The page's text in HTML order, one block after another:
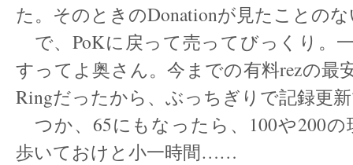
た。そのときのDonationが見たことの
で、PoKに戻って売ってびっくり。
すってよ奥さん。今までの有料rezの最
Ringだったから、ぶっちぎりで記録更
つか、65にもなったら、100や200の
歩いておけと小一時間……